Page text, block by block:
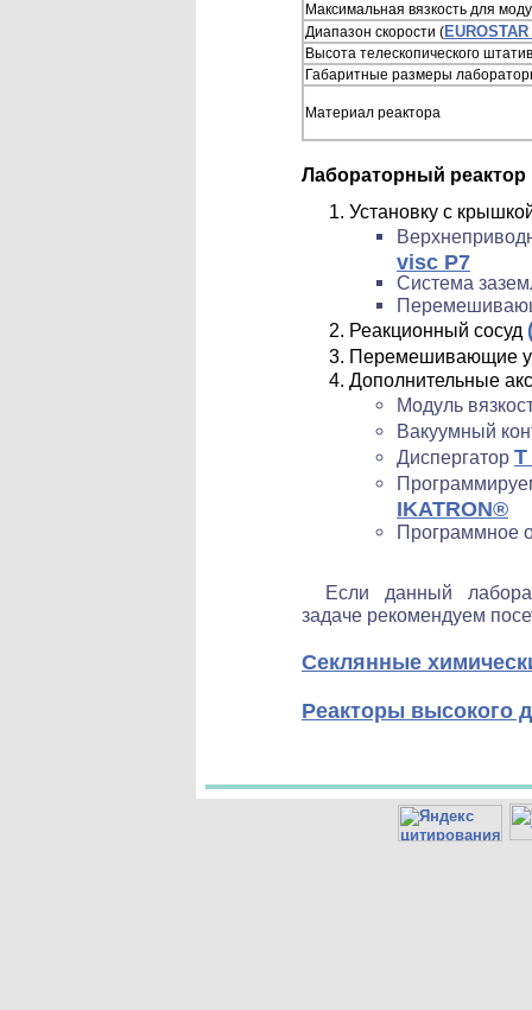
Максимальная вязкость для
Диапазон скорости (
Высота телескопического
Габаритные размеры
Материал реактора
Лабораторный реактор
Установку с
visc P7
Система
Реакционный сосуд
Перемешивающие
Дополнительные
Модуль
Вакуумный
Диспергатор T
IKATRON®
Программное
Если данный
задаче рекомендуем
Секлянные
Реакторы высокого